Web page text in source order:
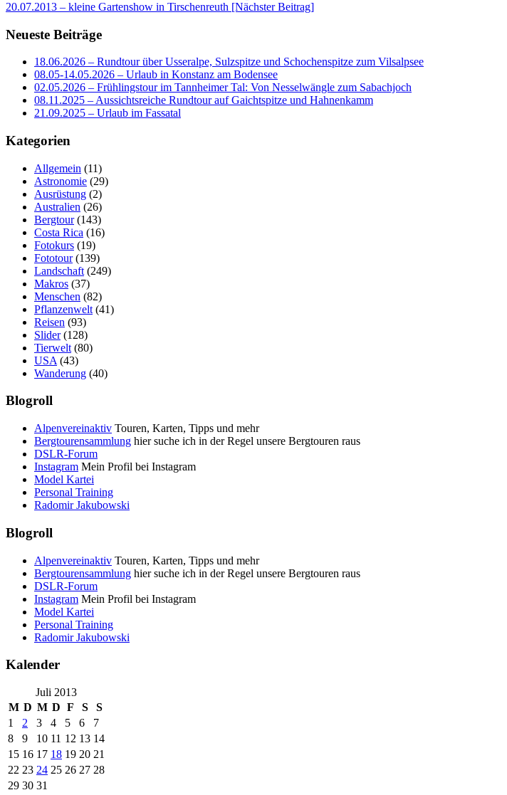
20.07.2013 – kleine Gartenshow in Tirschenreuth [Nächster Beitrag]
Neueste Beiträge
18.06.2026 – Rundtour über Usseralpe, Sulzspitze und Schochenspitze zum Vilsalpsee
08.05-14.05.2026 – Urlaub in Konstanz am Bodensee
02.05.2026 – Frühlingstour im Tannheimer Tal: Von Nesselwängle zum Sabachjoch
08.11.2025 – Aussichtsreiche Rundtour auf Gaichtspitze und Hahnenkamm
21.09.2025 – Urlaub im Fassatal
Kategorien
Allgemein (11)
Astronomie (29)
Ausrüstung (2)
Australien (26)
Bergtour(143)
Costa Rica (16)
Fotokurs (19)
Fototour(139)
Landschaft (249)
Makros (37)
Menschen (82)
Pflanzenwelt (41)
Reisen (93)
Slider(128)
Tierwelt (80)
USA (43)
Wanderung (40)
Blogroll
Alpenvereinaktiv Touren, Karten, Tipps und mehr
Bergtourensammlung hier suche ich in der Regel unsere Bergtouren raus
DSLR-Forum
Instagram Mein Profil bei Instagram
Model Kartei
Personal Training
Radomir Jakubowski
Blogroll
Alpenvereinaktiv Touren, Karten, Tipps und mehr
Bergtourensammlung hier suche ich in der Regel unsere Bergtouren raus
DSLR-Forum
Instagram Mein Profil bei Instagram
Model Kartei
Personal Training
Radomir Jakubowski
Kalender
Juli 2013
M D M D F S
S
1
2 3 4 5 6
7
8
9 10 11 12 13 14
15 16 17 18 19 20 21
22 23 24 25 26 27 28
29 30 31